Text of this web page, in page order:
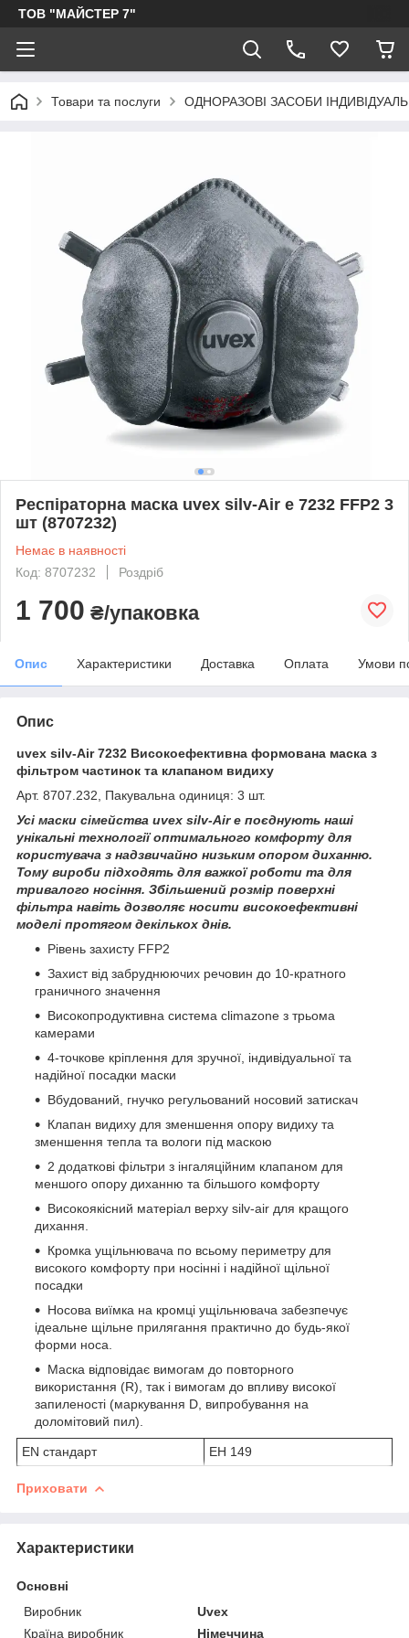
ТОВ "МАЙСТЕР 7"
Товари та послуги ОДНОРАЗОВІ ЗАСОБИ
Респіраторна маска uvex silv-Air e 7232 FFP2 3
шт (8707232)
Немає в наявності
Код: 8707232
Роздріб
1 700 ₴/упаковка
Опис Характеристики Доставка Оплата Умови
Опис
uvex silv-Air 7232 Високоефективна формована маска з
фільтром частинок та клапаном видиху
Арт. 8707.232, Пакувальна одиниця: 3 шт.
Усі маски сімейства uvex silv-Air e поєднують наші
унікальні технології оптимального комфорту для
користувача з надзвичайно низьким опором диханню.
Тому вироби підходять для важкої роботи та для
тривалого носіння. Збільшений розмір поверхні
фільтра навіть дозволяє носити високоефективні
моделі протягом декількох днів.
Рівень захисту FFP2
Захист від забруднюючих речовин до 10-кратного
граничного значення
Високопродуктивна система climazone з трьома
камерами
4-точкове кріплення для зручної, індивідуальної та
надійної посадки маски
Вбудований, гнучко регульований носовий затискач
Клапан видиху для зменшення опору видиху та
зменшення тепла та вологи під маскою
2 додаткові фільтри з інгаляційним клапаном для
меншого опору диханню та більшого комфорту
Високоякісний матеріал верху silv-air для кращого
дихання.
Кромка ущільнювача по всьому периметру для
високого комфорту при носінні і надійної щільної
посадки
Носова виїмка на кромці ущільнювача забезпечує
ідеальне щільне прилягання практично до будь-якої
форми носа.
Маска відповідає вимогам до повторного
використання (R), так і вимогам до впливу високої
запиленості (маркування D, випробування на
доломітовий пил).
EN стандарт ЕН 149
Приховати
Характеристики
Основні
Виробник
Uvex
Країна виробник
Німеччина